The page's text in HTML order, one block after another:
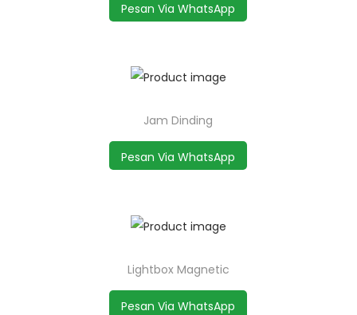
Pesan Via WhatsApp
Jam Dinding
Pesan Via WhatsApp
Lightbox Magnetic
Pesan Via WhatsApp